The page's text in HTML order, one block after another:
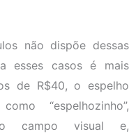
não dispõe dessas
esses casos é mais
de R$40, o espelho
“espelhozinho”,
campo visual e,